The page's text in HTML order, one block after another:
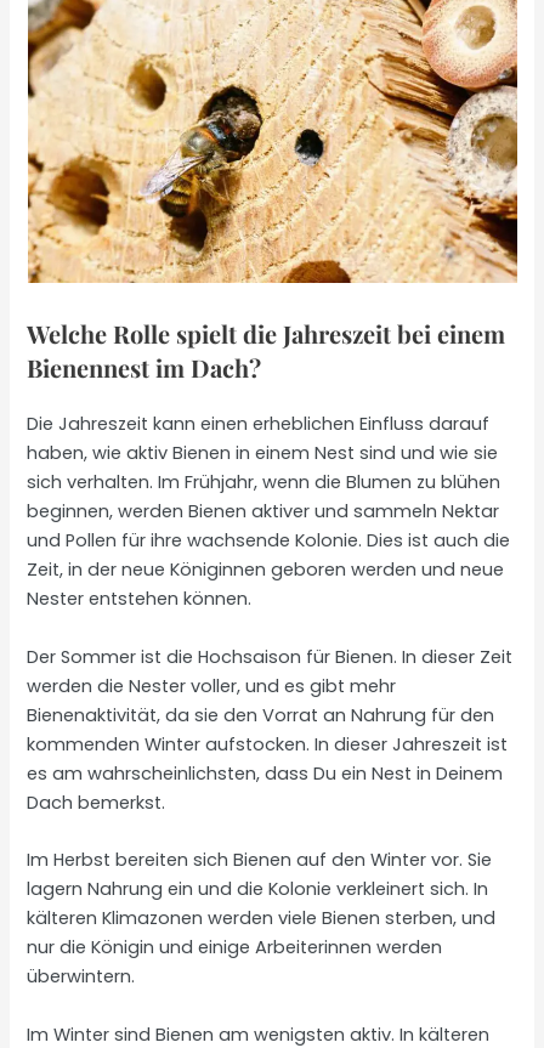
Welche Rolle spielt die Jahreszeit bei einem
Bienennest im Dach?
Die Jahreszeit kann einen erheblichen Einfluss darauf
haben, wie aktiv Bienen in einem Nest sind und wie sie
sich verhalten. Im Frühjahr, wenn die Blumen zu blühen
beginnen, werden Bienen aktiver und sammeln Nektar
und Pollen für ihre wachsende Kolonie. Dies ist auch die
Zeit, in der neue Königinnen geboren werden und neue
Nester entstehen können.
Der Sommer ist die Hochsaison für Bienen. In dieser Zeit
werden die Nester voller, und es gibt mehr
Bienenaktivität, da sie den Vorrat an Nahrung für den
kommenden Winter aufstocken. In dieser Jahreszeit ist
es am wahrscheinlichsten, dass Du ein Nest in Deinem
Dach bemerkst.
Im Herbst bereiten sich Bienen auf den Winter vor. Sie
lagern Nahrung ein und die Kolonie verkleinert sich. In
kälteren Klimazonen werden viele Bienen sterben, und
nur die Königin und einige Arbeiterinnen werden
überwintern.
Im Winter sind Bienen am wenigsten aktiv. In kälteren